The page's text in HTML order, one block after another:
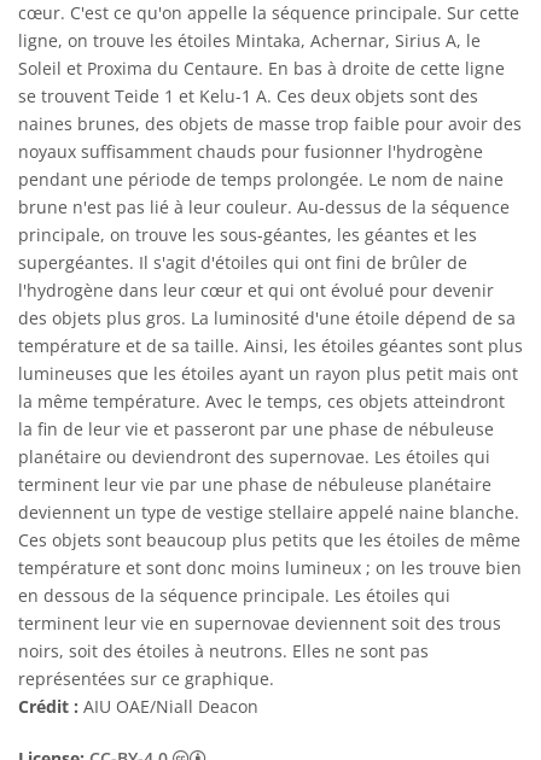
cœur. C'est ce qu'on appelle la séquence principale. Sur cette
ligne, on trouve les étoiles Mintaka, Achernar, Sirius A, le
Soleil et Proxima du Centaure. En bas à droite de cette ligne
se trouvent Teide 1 et Kelu-1 A. Ces deux objets sont des
naines brunes, des objets de masse trop faible pour avoir des
noyaux suffisamment chauds pour fusionner l'hydrogène
pendant une période de temps prolongée. Le nom de naine
brune n'est pas lié à leur couleur. Au-dessus de la séquence
principale, on trouve les sous-géantes, les géantes et les
supergéantes. Il s'agit d'étoiles qui ont fini de brûler de
l'hydrogène dans leur cœur et qui ont évolué pour devenir
des objets plus gros. La luminosité d'une étoile dépend de sa
température et de sa taille. Ainsi, les étoiles géantes sont plus
lumineuses que les étoiles ayant un rayon plus petit mais ont
la même température. Avec le temps, ces objets atteindront
la fin de leur vie et passeront par une phase de nébuleuse
planétaire ou deviendront des supernovae. Les étoiles qui
terminent leur vie par une phase de nébuleuse planétaire
deviennent un type de vestige stellaire appelé naine blanche.
Ces objets sont beaucoup plus petits que les étoiles de même
température et sont donc moins lumineux ; on les trouve bien
en dessous de la séquence principale. Les étoiles qui
terminent leur vie en supernovae deviennent soit des trous
noirs, soit des étoiles à neutrons. Elles ne sont pas
représentées sur ce graphique.
Crédit : AIU OAE/Niall Deacon